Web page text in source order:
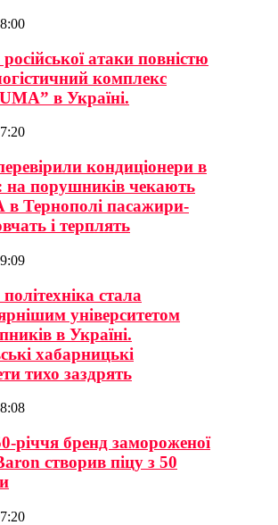
атаки повністю
комплекс
в Україні.
кондиціонери в
на порушників чекають
Тернополі пасажири-
і терплять
стала
університетом
в Україні.
хабарницькі
тихо заздрять
річчя бренд замороженої
створив піцу з 50